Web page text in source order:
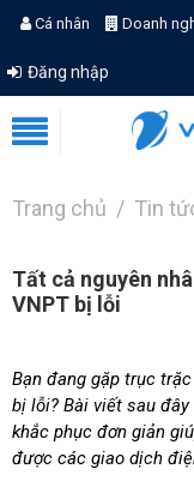
Cá nhân Doanh
Đăng nhập
Trang chủ Tin
Tất cả nguyên
VNPT bị lỗi
Bạn đang gặp trục
bị lỗi? Bài viết sau
khắc phục đơn giản
được các giao dịch